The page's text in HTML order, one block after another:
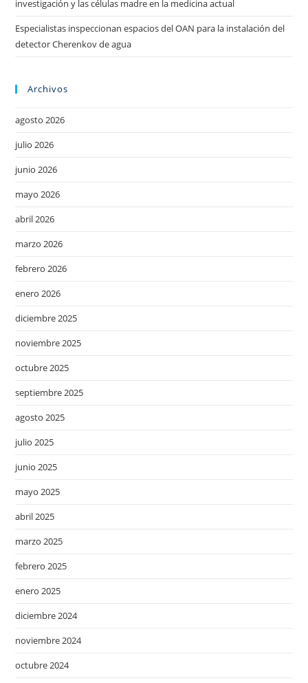
investigación y las células madre en la medicina actual
Especialistas inspeccionan espacios del OAN para la instalación del
detector Cherenkov de agua
Archivos
agosto 2026
julio 2026
junio 2026
mayo 2026
abril 2026
marzo 2026
febrero 2026
enero 2026
diciembre 2025
noviembre 2025
octubre 2025
septiembre 2025
agosto 2025
julio 2025
junio 2025
mayo 2025
abril 2025
marzo 2025
febrero 2025
enero 2025
diciembre 2024
noviembre 2024
octubre 2024